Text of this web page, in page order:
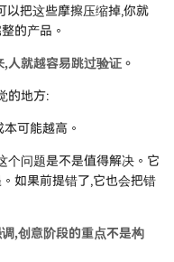
以把这些摩擦压缩掉,你就
的产品。
人就越容易跳过验证。
的地方:
可能越高。
个问题是不是值得解决。它
如果前提错了,它也会把错
,创意阶段的重点不是构